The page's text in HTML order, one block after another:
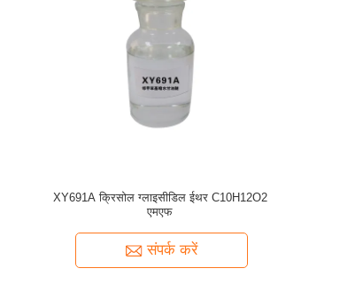
XY691A क्रिसोल ग्लाइसीडिल ईथर C10H12O2
एमएफ
संपर्क करें